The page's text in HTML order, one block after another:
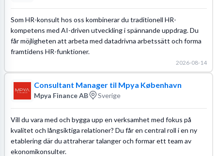
Som HR-konsult hos oss kombinerar du traditionell HR-
kompetens med AI-driven utveckling i spännande uppdrag. Du
får möjligheten att arbeta med datadrivna arbetssätt och forma
framtidens HR-funktioner.
2026-08-14
Consultant Manager til Mpya København
Mpya Finance AB Sverige
Vill du vara med och bygga upp en verksamhet med fokus på
kvalitet och långsiktiga relationer? Du får en central roll i en ny
etablering där du attraherar talanger och formar ett team av
ekonomikonsulter.